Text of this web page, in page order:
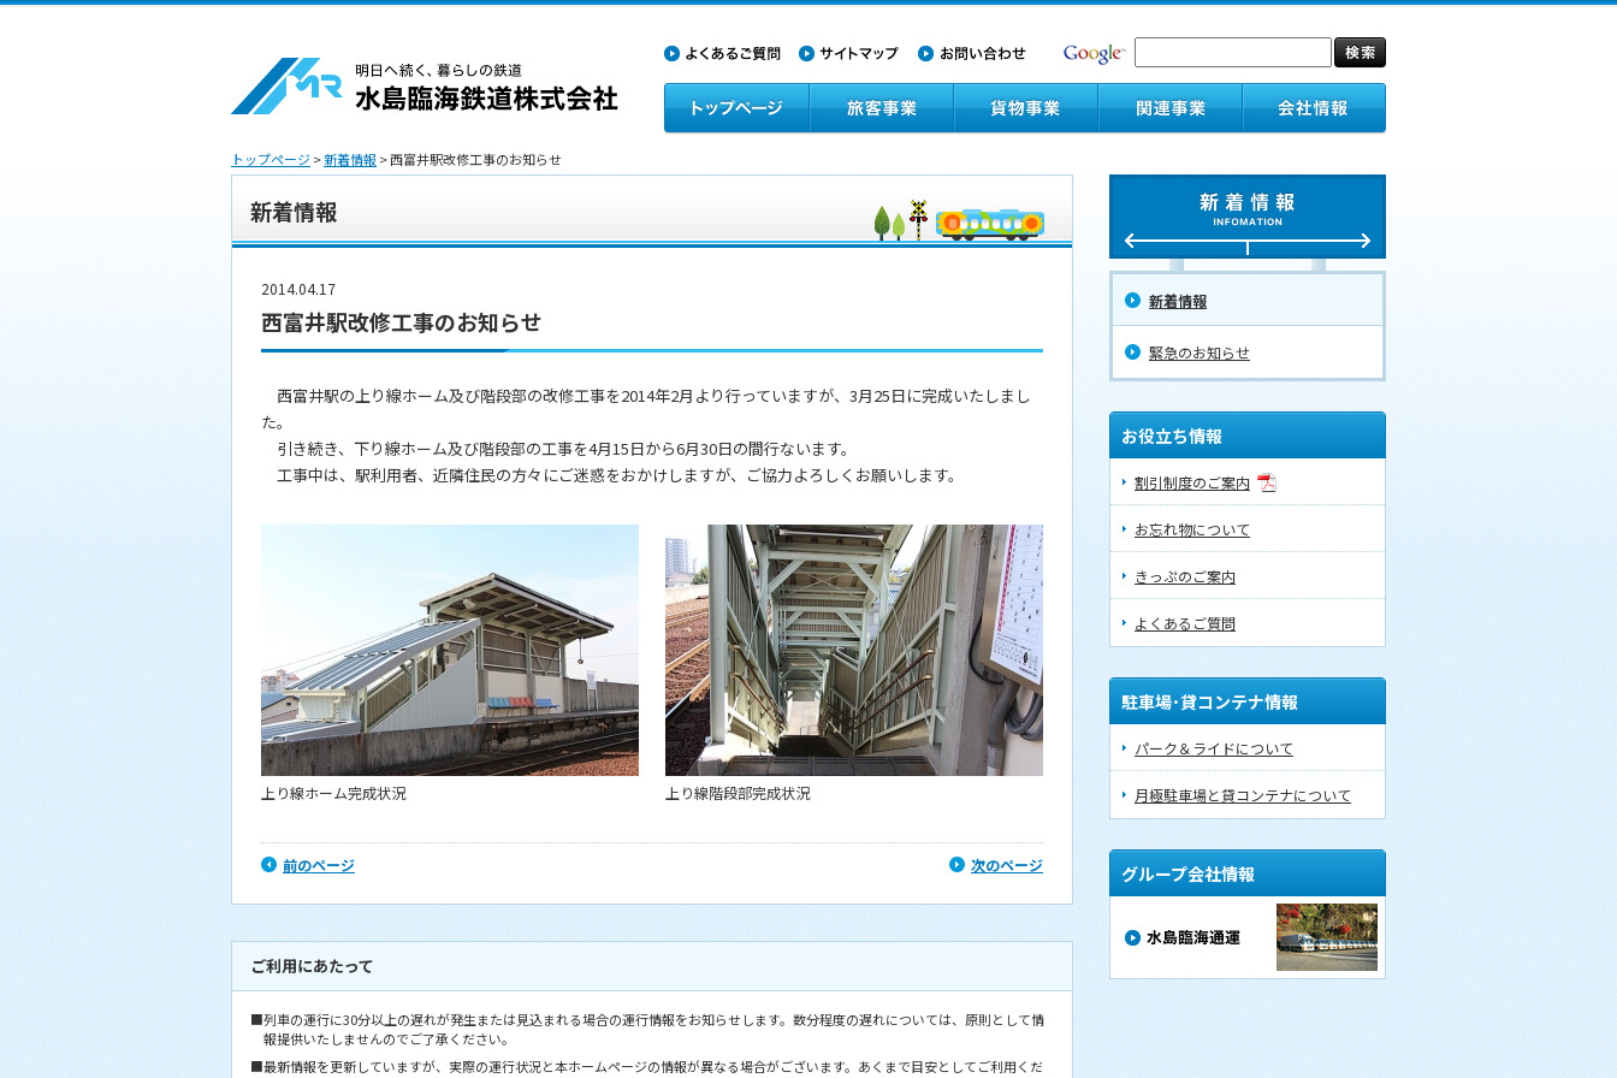
トップページ>新着情報> 西富井駅改修工事のお知らせ
新着情報
2014.04.17
西富井駅改修工事のお知らせ
西富井駅の上り線ホーム及び階段部の改修工事を2014年2月より行っていますが、3月25日に完成いたしまし
た。
引き続き、下り線ホーム及び階段部の工事を4月15日から6月30日の間行ないます。
工事中は、駅利用者、近隣住民の方々にご迷惑をおかけしますが、ご協力よろしくお願いします。
上り線ホーム完成状況 上り線階段部完成状況
前のページ 次のページ
ご利用にあたって
■列車の運行に30分以上の遅れが発生または見込まれる場合の運行情報をお知らせします。数分程度の遅れについては、原則として情
報提供いたしませんのでご了承ください。
■最新情報を更新していますが、実際の運行状況と本ホームページの情報が異なる場合がございます。あくまで目安としてご利用くだ
新着情報
緊急のお知らせ
お役立ち情報
割引制度のご案内
お忘れ物について
きっぷのご案内
よくあるご質問
駐車場･貸コンテナ情報
パーク＆ライドについて
月極駐車場と貸コンテナについて
グループ会社情報